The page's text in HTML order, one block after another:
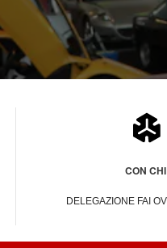
CON CHI
DELEGAZIONE FAI